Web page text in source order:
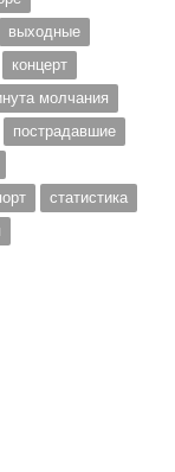
выходные
концерт
молчания
пострадавшие
статистика